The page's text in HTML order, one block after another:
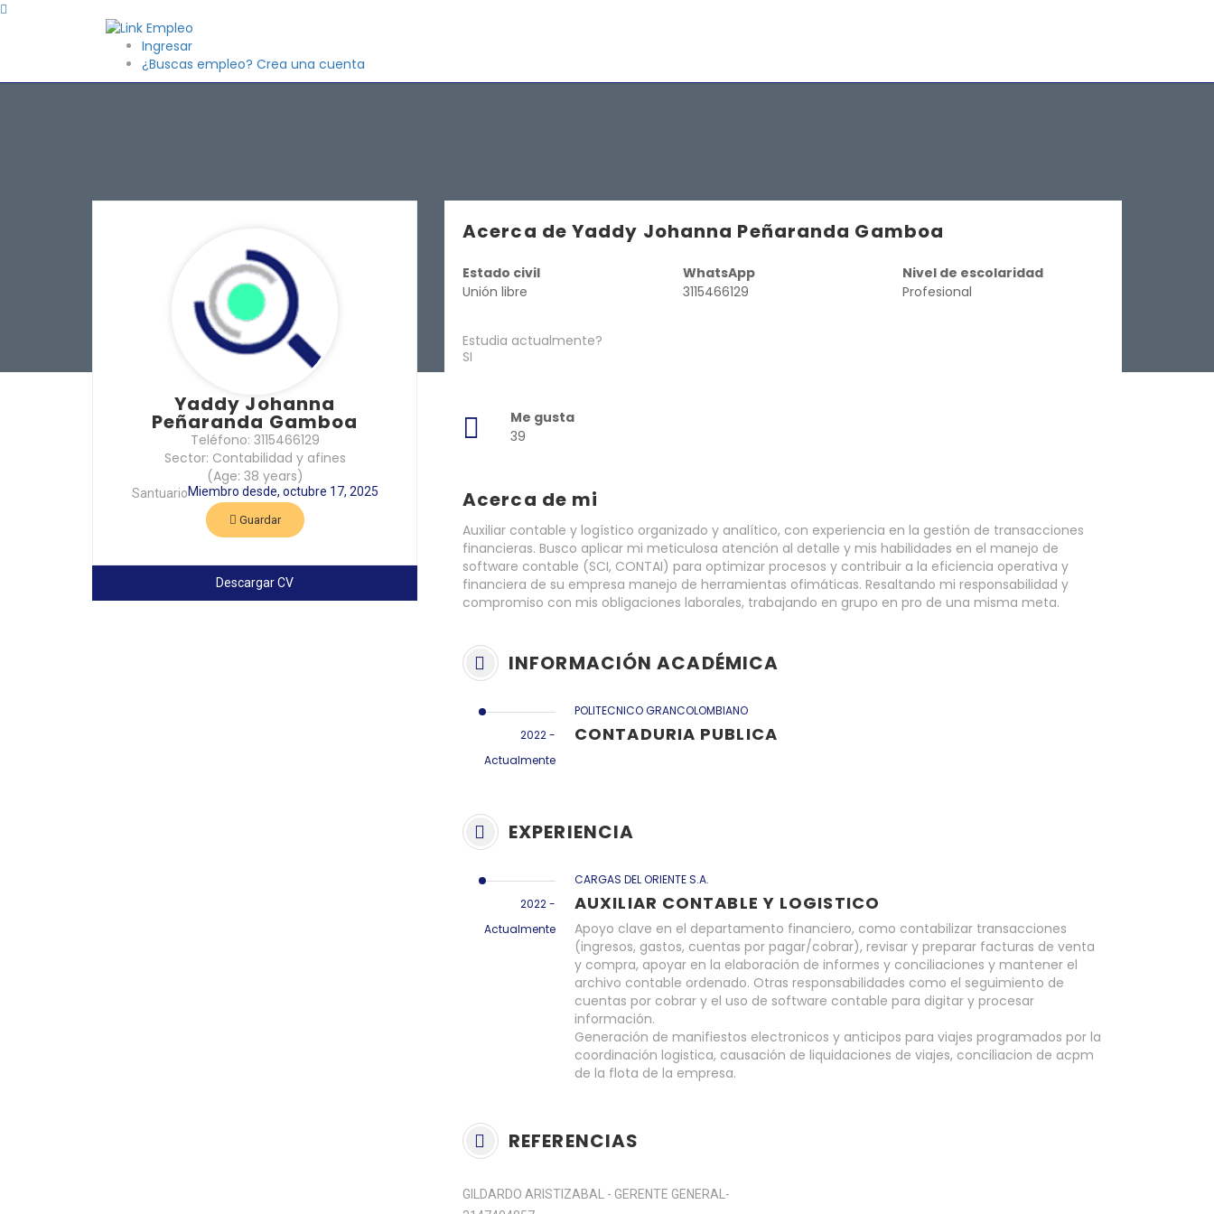
Ingresar
¿Buscas empleo? Crea una cuenta
Yaddy Johanna
Peñaranda Gamboa
Teléfono: 3115466129
Sector: Contabilidad y afines
(Age: 38 years)
SantuarioMiembro desde, octubre 17, 2025
Guardar
Descargar CV
Acerca de Yaddy Johanna Peñaranda Gamboa
Estado civil
Unión libre
WhatsApp
3115466129
Nivel de escolaridad
Profesional
Estudia actualmente?
SI
Me gusta
39
Acerca de mi
Auxiliar contable y logístico organizado y analítico, con experiencia en la gestión de transacciones
financieras. Busco aplicar mi meticulosa atención al detalle y mis habilidades en el manejo de
software contable (SCI, CONTAI) para optimizar procesos y contribuir a la eficiencia operativa y
financiera de su empresa manejo de herramientas ofimáticas. Resaltando mi responsabilidad y
compromiso con mis obligaciones laborales, trabajando en grupo en pro de una misma meta.
INFORMACIÓN ACADÉMICA
2022 -
Actualmente
POLITECNICO GRANCOLOMBIANO
CONTADURIA PUBLICA
EXPERIENCIA
2022 -
Actualmente
CARGAS DEL ORIENTE S.A.
AUXILIAR CONTABLE Y LOGISTICO
Apoyo clave en el departamento financiero, como contabilizar transacciones
(ingresos, gastos, cuentas por pagar/cobrar), revisar y preparar facturas de venta
y compra, apoyar en la elaboración de informes y conciliaciones y mantener el
archivo contable ordenado. Otras responsabilidades como el seguimiento de
cuentas por cobrar y el uso de software contable para digitar y procesar
información.
Generación de manifiestos electronicos y anticipos para viajes programados por la
coordinación logistica, causación de liquidaciones de viajes, conciliacion de acpm
de la flota de la empresa.
REFERENCIAS
GlLDARDO ARISTIZABAL - GERENTE GENERAL-